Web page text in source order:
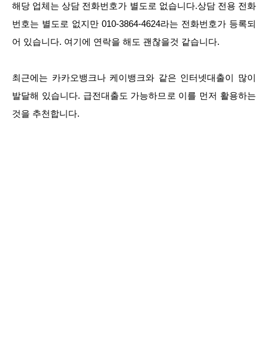
해당 업체는 상담 전화번호가 별도로 없습니다.상담 전용 전화
번호는 별도로 없지만 010-3864-4624라는 전화번호가 등록되
어 있습니다. 여기에 연락을 해도 괜찮을것 같습니다.
최근에는 카카오뱅크나 케이뱅크와 같은 인터넷대출이 많이
발달해 있습니다. 급전대출도 가능하므로 이를 먼저 활용하는
것을 추천합니다.